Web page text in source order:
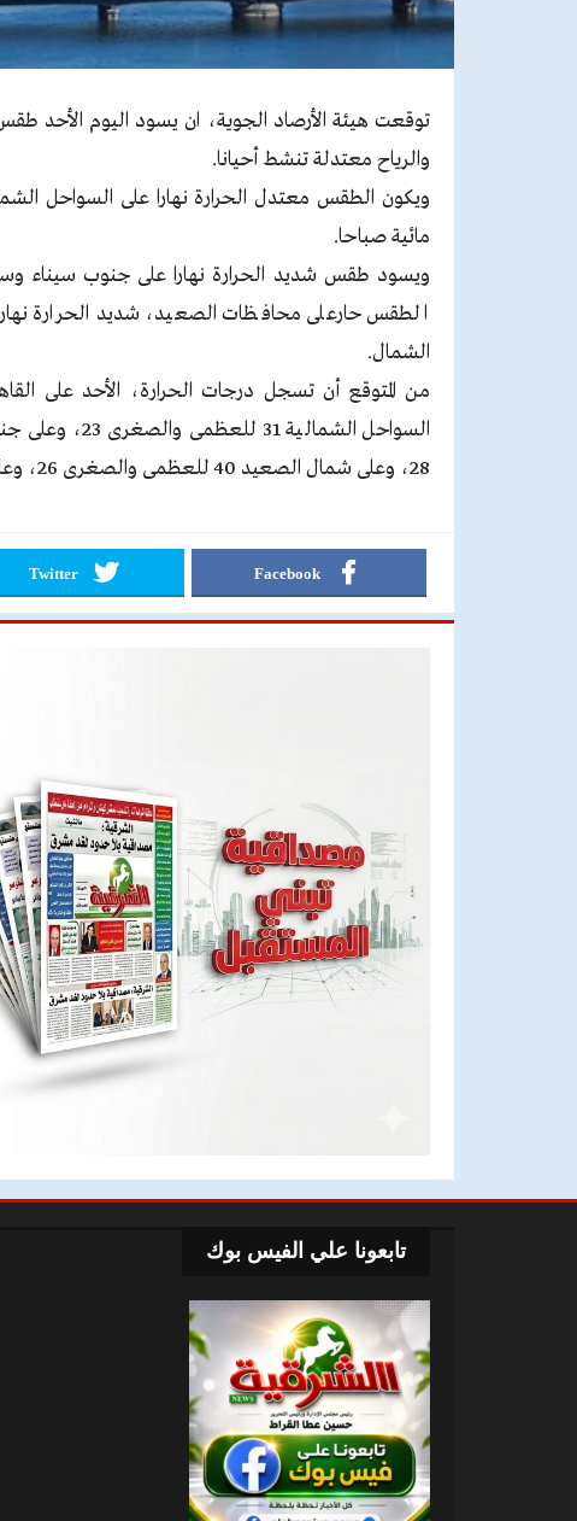
توقعت هيئة الأرصاد الجوية، ان يسود اليوم الأحد
والرياح معتدلة تنشط أحيانا.
ويكون الطقس معتدل الحرارة نهارا على السواحل
مائية صباحا.
ويسود طقس شديد الحرارة نهارا على جنوب سيناء
الطقس حارعلى محافظات الصعيد، شديد الحرارة نهارا
الشمال.
28، وعلى شمال الصعيد 40 للعظمى والصغرى 26، وعلى جنوب الصعيد 41 للعظمى والصغرى 28.
Facebook
Twitter
تابعونا علي الفيس بوك